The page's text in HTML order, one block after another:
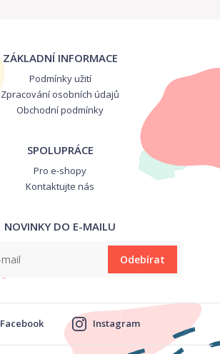
ZÁKLADNÍ INFORMACE
Podmínky užití
Zpracování osobních údajů
Obchodní podmínky
SPOLUPRÁCE
Pro e-shopy
Kontaktujte nás
NOVINKY DO E-MAILU
Odebírat
Facebook Instagram